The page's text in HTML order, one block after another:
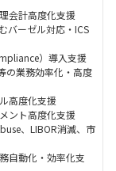
会計高度化支援
ーゼル対応・ICS
）導入支援
の業務効率化・高度
高度化支援
ント高度化支援
、LIBOR消滅、市
動化・効率化支